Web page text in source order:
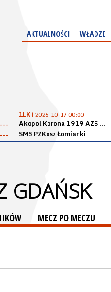
AKTUALNOŚCI WŁADZE
---
---
1LK | 2026-10-17 00:00
Akopol Korona 1919 AZS PK Kraków
SMS PZKosz Łomianki
GDAŃSK
MECZ PO MECZU